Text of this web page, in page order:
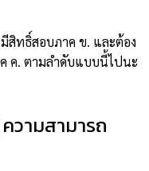
สิทธิ์สอบภาค ข. และต้อง
ค. ตามลำดับแบบนี้ไปนะ
วามสามารถ